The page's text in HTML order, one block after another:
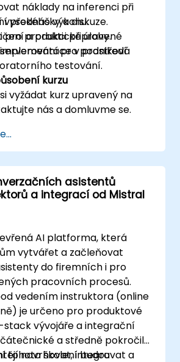
náklady na inferenci při
vysokého výkonu.
pro produkci připravené
pro podniková
přednášky a diskuze.
a praktické úlohy.
v prostředí
testování.
kurzu
vyžádat kurz upravený na
nás a domluvme se.
asistentů
a integrací od Mistral
AI platforma, která
vytvářet a začleňovat
do firemních i pro
pracovních procesů.
vedením instruktora (online
je určeno pro produktové
stack vývojáře a integrační
a středně pokročilé
navrhovat, integrovat a
tohoto školení budou